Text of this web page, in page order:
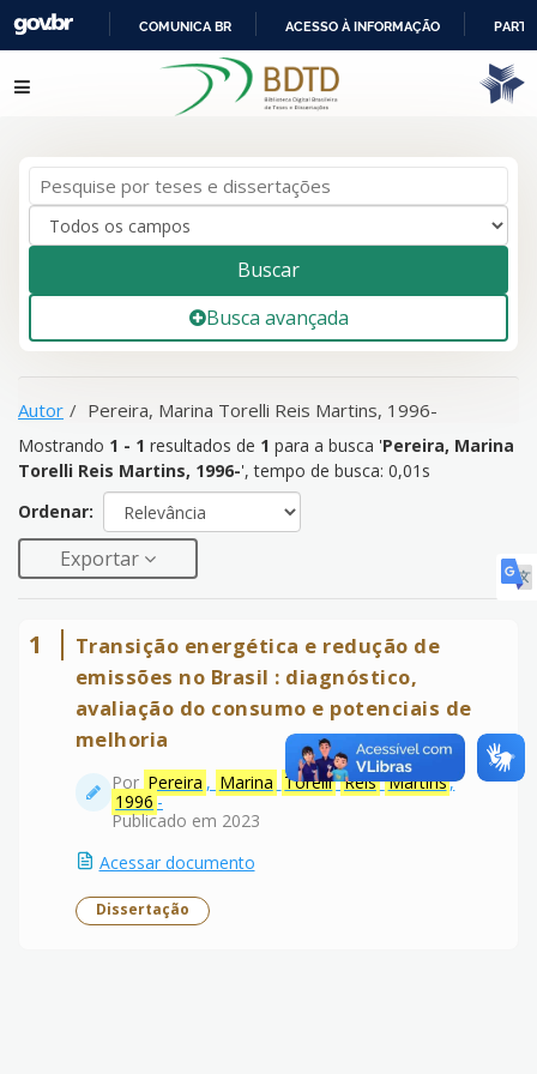
IR
PARA
COMUNICA BR ACESSO À INFORMAÇÃO
resultados de 1para a busca '
Pereira, Marina
Torelli Reis Martins, 1996- '
Pular para o conteúdo
Buscar
Busca avançada
Autor Pereira, Marina Torelli Reis Martins, 1996-
Mostrando 1 - 1 resultados de 1 para a busca 'Pereira, Marina
Torelli Reis Martins, 1996-', tempo de busca: 0,01s
Ordenar:
Exportar
1
Transição energética e redução de
emissões no Brasil : diagnóstico,
avaliação do consumo e potenciais de
melhoria
Por Pereira , Marina Torelli Reis Martins,
1996 -
Publicado em 2023
Acessar documento
Dissertação